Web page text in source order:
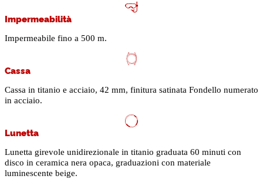
Impermeabilità
Impermeabile fino a 500 m.
Cassa
Cassa in titanio e acciaio, 42 mm, finitura satinata Fondello numerato
in acciaio.
Lunetta
Lunetta girevole unidirezionale in titanio graduata 60 minuti con
disco in ceramica nera opaca, graduazioni con materiale
luminescente beige.